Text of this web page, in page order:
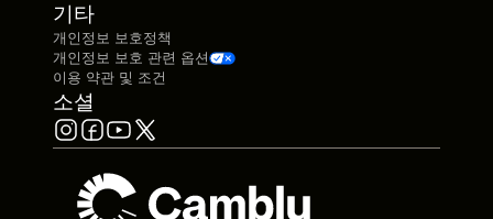
기타
개인정보 보호정책
개인정보 보호 관련 옵션
이용 약관 및 조건
소셜